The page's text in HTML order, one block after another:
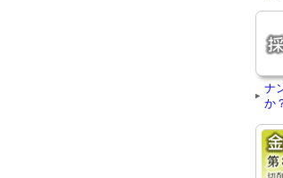
ナ
か